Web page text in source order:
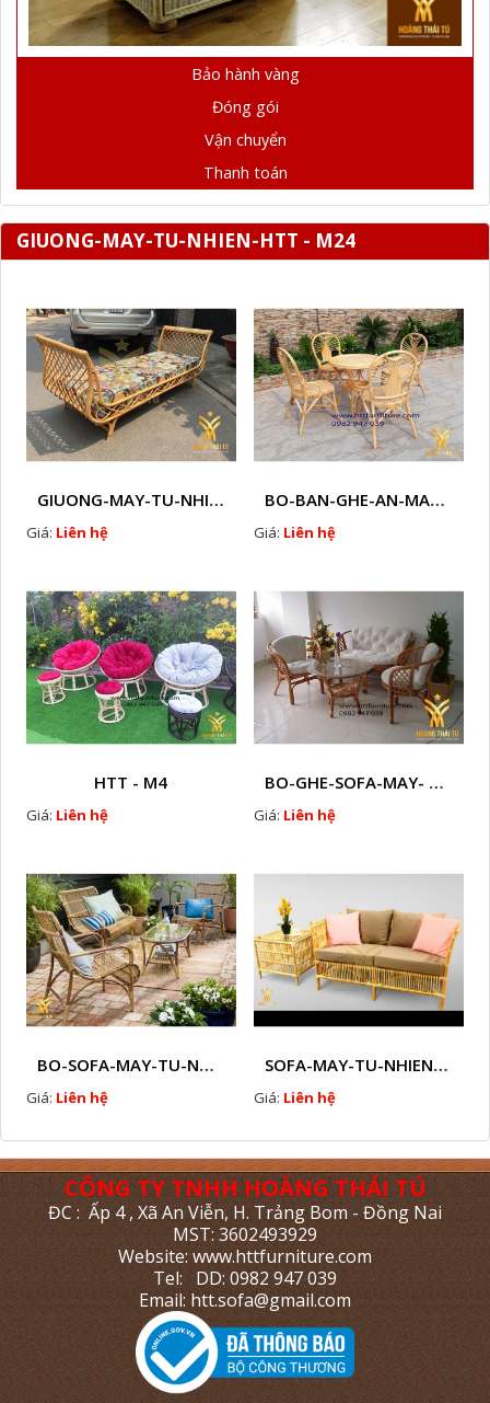
Bảo hành vàng
Đóng gói
Vận chuyển
Thanh toán
GIUONG-MAY-TU-NHIEN-HTT - M24
GIUONG-MAY-TU-NHIEN-HTT - M1
Giá: Liên hệ
BO-BAN-GHE-AN-MAY-TU-NHIEN-HTT - M3
Giá: Liên hệ
HTT - M4
Giá: Liên hệ
BO-GHE-SOFA-MAY- TU-NHIEN-HTT - M5
Giá: Liên hệ
BO-SOFA-MAY-TU-NHIEN-HTT - M6
Giá: Liên hệ
SOFA-MAY-TU-NHIEN-HTT - M7
Giá: Liên hệ
CÔNG TY TNHH HOÀNG THÁI TÚ
ĐC : Ấp 4 , Xã An Viễn, H. Trảng Bom - Đồng Nai
MST: 3602493929
Website: www.httfurniture.com
Tel: DD: 0982 947 039
Email: htt.sofa@gmail.com